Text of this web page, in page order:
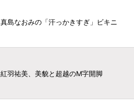
真島なおみの「汗っかきすぎ」ビキニ
紅羽祐美、美貌と超越のM字開脚